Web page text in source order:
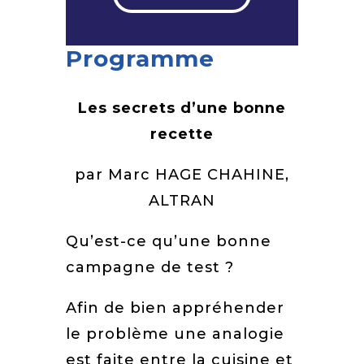
Programme
Les secrets d’une bonne
recette
par Marc HAGE CHAHINE,
ALTRAN
Qu’est-ce qu’une bonne
campagne de test ?
Afin de bien appréhender
le problème une analogie
est faite entre la cuisine et